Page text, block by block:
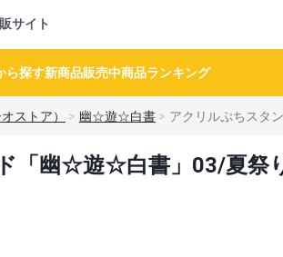
サイト
ら探す新商品販売中商品ランキング
ストア） 幽☆遊☆白書 アクリルぷちスタ
「幽☆遊☆白書」03/夏祭